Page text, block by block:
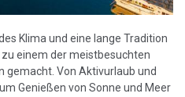
Klima und eine lange Tradition
einem der meistbesuchten
gemacht. Von Aktivurlaub und
Genießen von Sonne und Meer